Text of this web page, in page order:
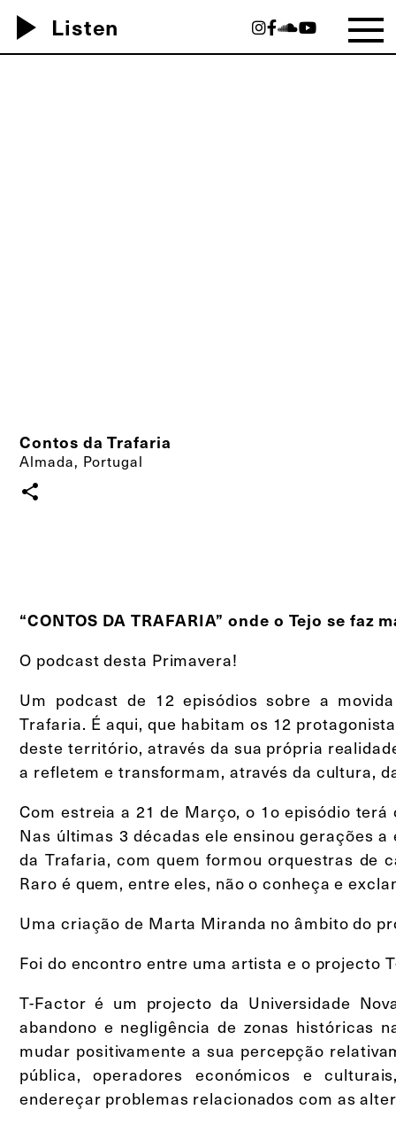
play_arrow Listen
Contos da Trafaria
Almada, Portugal
share
“CONTOS DA TRAFARIA”onde o Tejo se faz
O podcast desta Primavera!
Um podcast de 12 episódios sobre a
Trafaria. É aqui, que habitam os 12
deste território, através da sua própria
a refletem e transformam, através da cultura,
Com estreia a 21 de Março, o 1o episódio terá
Nas últimas 3 décadas ele ensinou gerações
da Trafaria, com quem formou orquestras de
Raro é quem, entre eles, não o conheça e
Uma criação de Marta Miranda no âmbito do
Foi do encontro entre uma artista e o projecto
T-Factor é um projecto da Universidade
abandono e negligência de zonas históricas
mudar positivamente a sua percepção
pública, operadores económicos e
endereçar problemas relacionados com as